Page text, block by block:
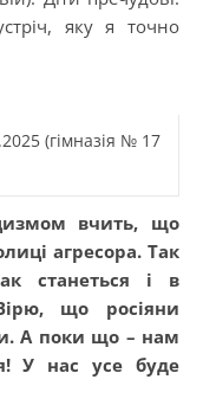
яку я точно
(гімназія № 17
вчить, що
агресора. Так
станеться і в
Вірю, що росіяни
А поки що – нам
У нас усе буде